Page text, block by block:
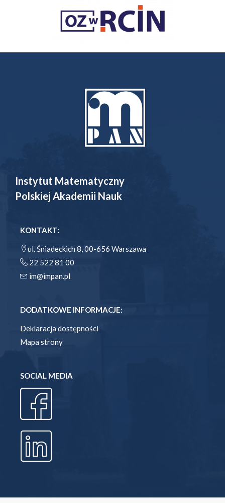
Instytut Matematyczny
Polskiej Akademii Nauk
KONTAKT:
ul. Śniadeckich 8, 00-656 Warszawa
22 522 81 00
im@impan.pl
DODATKOWE INFORMACJE:
Deklaracja dostępności
Mapa strony
SOCIAL MEDIA